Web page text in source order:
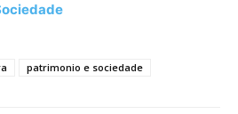
patrimonio e sociedade